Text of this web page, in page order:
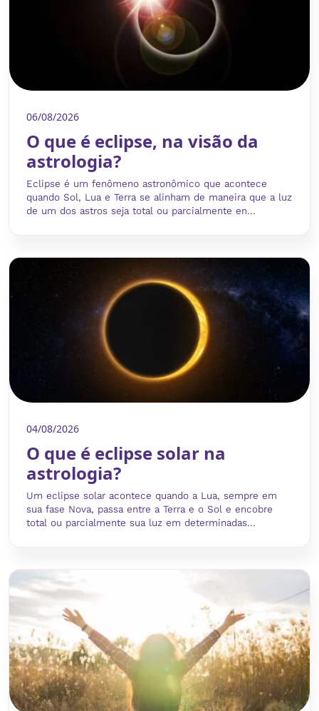
06/08/2026
O que é eclipse, na visão da
astrologia?
Eclipse é um fenômeno astronômico que acontece
quando Sol, Lua e Terra se alinham de maneira que a luz
de um dos astros seja total ou parcialmente en...
04/08/2026
O que é eclipse solar na
astrologia?
Um eclipse solar acontece quando a Lua, sempre em
sua fase Nova, passa entre a Terra e o Sol e encobre
total ou parcialmente sua luz em determinadas...